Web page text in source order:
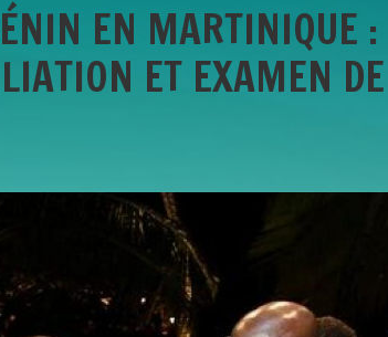
EN MARTINIQUE :
ET EXAMEN DE